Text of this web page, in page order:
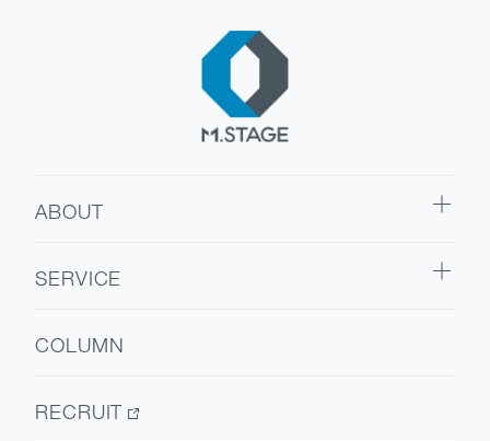
ABOUT
会社情報
SERVICE
医療人材
COLUMN
RECRUIT